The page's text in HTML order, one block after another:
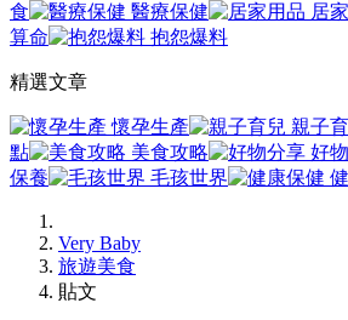
食
醫療保健 居
算命
抱怨爆料
精選文章
懷孕生產 親子
點
美食攻略 好
保養
毛孩世界
Very Baby
旅遊美食
貼文